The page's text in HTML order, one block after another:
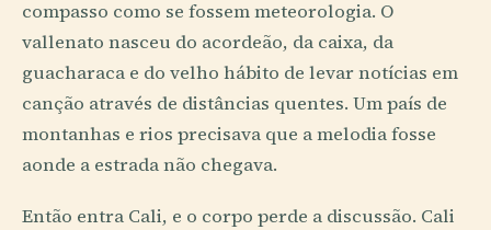
compasso como se fossem meteorologia. O
vallenato nasceu do acordeão, da caixa, da
guacharaca e do velho hábito de levar notícias em
canção através de distâncias quentes. Um país de
montanhas e rios precisava que a melodia fosse
aonde a estrada não chegava.
Então entra Cali, e o corpo perde a discussão. Cali